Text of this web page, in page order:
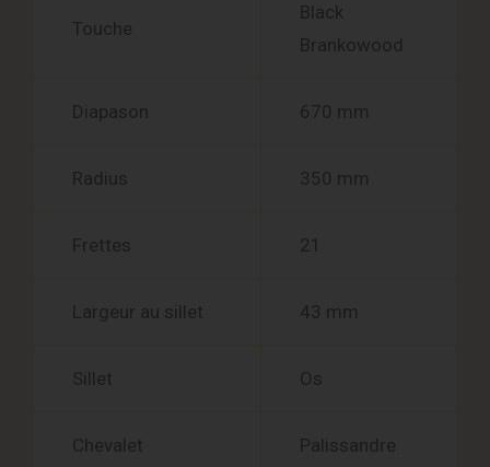
Touche
Black
Brankowood
Diapason 670 mm
Radius 350 mm
Frettes 21
Largeur au sillet 43 mm
Sillet Os
Chevalet Palissandre